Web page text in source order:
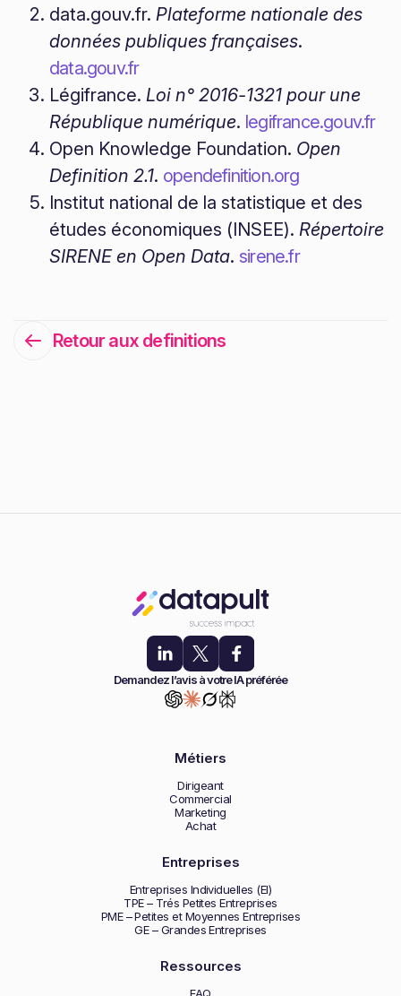
data.gouv.fr. Plateforme nationale des
données publiques françaises.
data.gouv.fr
Légifrance. Loi n° 2016-1321 pour une
République numérique. legifrance.gouv.fr
Open Knowledge Foundation. Open
Definition 2.1. opendefinition.org
Institut national de la statistique et des
études économiques (INSEE). Répertoire
SIRENE en Open Data. sirene.fr
Retour aux definitions
Demandez l’avis à votre IA préférée
Métiers
Dirigeant
Commercial
Marketing
Achat
Entreprises
Entreprises Individuelles (EI)
TPE – Trés Petites Entreprises
PME – Petites et Moyennes Entreprises
GE – Grandes Entreprises
Ressources